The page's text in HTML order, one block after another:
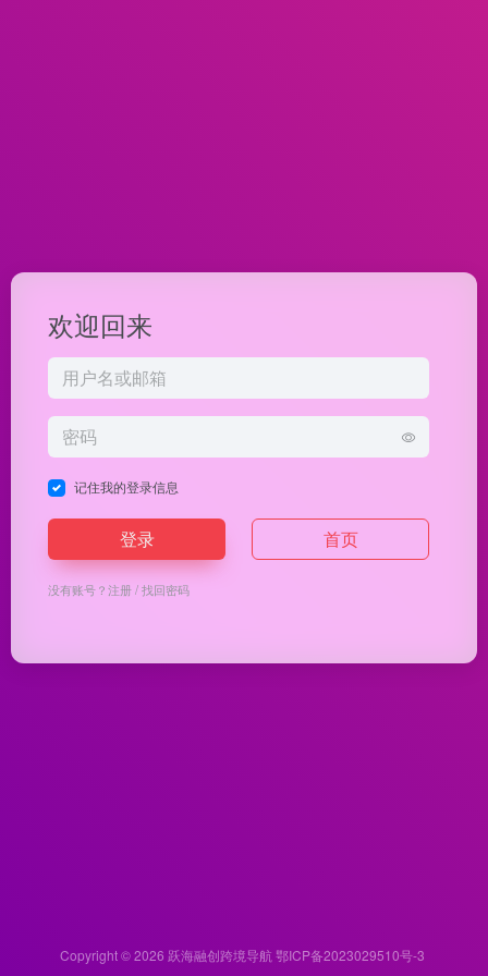
欢迎回来
记住我的登录信息
登录 首页
没有账号？注册/找回密码
Copyright © 2026 跃海融创跨境导航 鄂ICP备2023029510号-3